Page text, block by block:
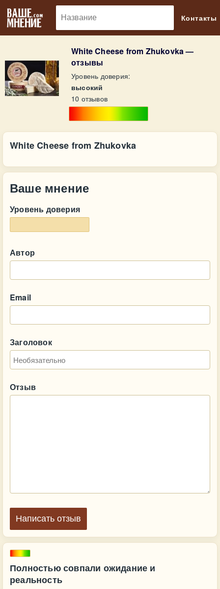
Контакты
White Cheese from Zhukovka —
отзывы
Уровень доверия:
высокий
10 отзывов
Полностью совпали ожидание и
реальность
White Cheese from Zhukovka
Ваше мнение
Уровень доверия
Автор
Email
Заголовок
Отзыв
Написать отзыв